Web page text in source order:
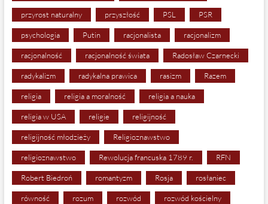
przyrost naturalny przyszłość PSL PSR
psychologia Putin racjonalista racjonalizm
racjonalność racjonalność świata Radosław Czarnecki
radykalizm radykalna prawica rasizm Razem
religia religia a moralność religia a nauka
religia w USA religie religijność
religijność młodzieży Religioznawstwo
religioznawstwo Rewolucja francuska 1789 r. RFN
Robert Biedroń romantyzm Rosja rosłaniec
równość rozum rozwód rozwód kościelny